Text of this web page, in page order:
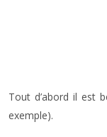
Tout d’abord il est
exemple).